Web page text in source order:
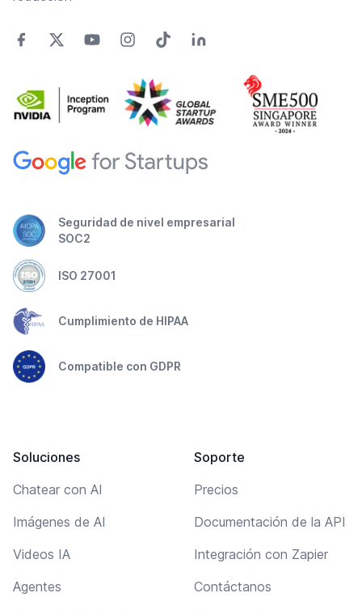
Seguridad de nivel empresarial
SOC2
ISO 27001
Cumplimiento de HIPAA
Compatible con GDPR
Soluciones
Chatear con AI
Imágenes de AI
Videos IA
Agentes
Soporte
Precios
Documentación de la API
Integración con Zapier
Contáctanos